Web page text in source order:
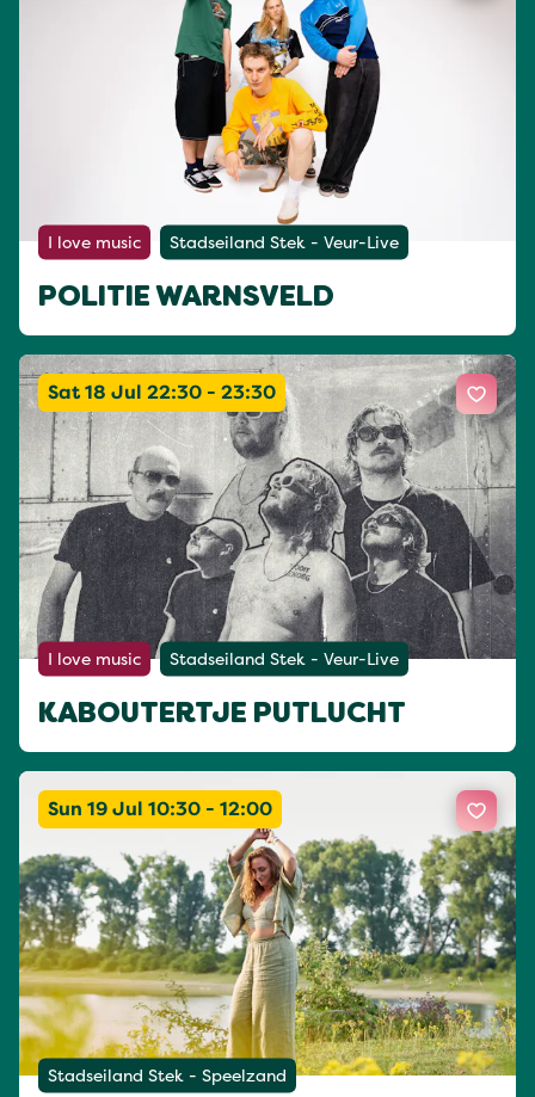
I love music Stadseiland Stek - Veur-Live
POLITIE WARNSVELD
Sat 18 Jul 22:30 - 23:30
I love music Stadseiland Stek - Veur-Live
KABOUTERTJE PUTLUCHT
Sun 19 Jul 10:30 - 12:00
Stadseiland Stek - Speelzand